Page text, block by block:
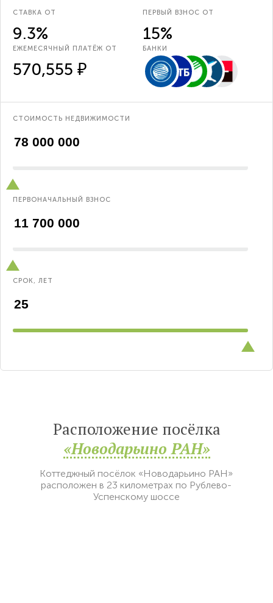
СТАВКА ОТ
9.3%
ПЕРВЫЙ ВЗНОС ОТ
15%
ЕЖЕМЕСЯЧНЫЙ ПЛАТЁЖ ОТ
570,555 ₽
БАНКИ
СТОИМОСТЬ НЕДВИЖИМОСТИ
ПЕРВОНАЧАЛЬНЫЙ ВЗНОС
СРОК, ЛЕТ
Расположение посёлка
«Новодарьино РАН»
Коттеджный посёлок «Новодарьино РАН»
расположен в 23 километрах по Рублево-
Успенскому шоссе